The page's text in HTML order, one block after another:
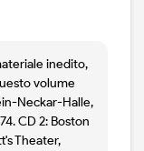
inedito,
volume
Neckar-Halle,
CD 2: Boston
Theater,